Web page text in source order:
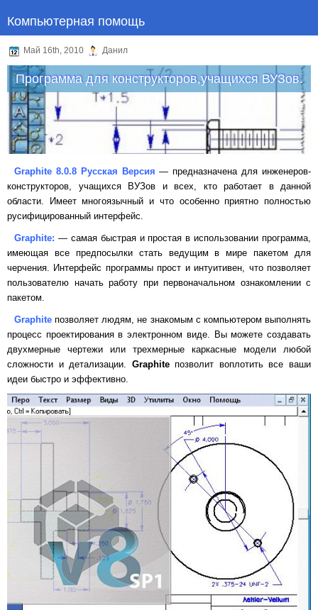
Компьютерная помощь
Май 16th, 2010 Данил
Программа для конструкторов,учащихся ВУЗов.
Graphite 8.0.8 Русская Версия — предназначена для инженеров-
конструкторов, учащихся ВУЗов и всех, кто работает в данной
области. Имеет многоязычный и что особенно приятно полностью
русифицированный интерфейс.
Graphite: — самая быстрая и простая в использовании программа,
имеющая все предпосылки стать ведущим в мире пакетом для
черчения. Интерфейс программы прост и интуитивен, что позволяет
пользователю начать работу при первоначальном ознакомлении с
пакетом.
Graphite позволяет людям, не знакомым с компьютером выполнять
процесс проектирования в электронном виде. Вы можете создавать
двухмерные чертежи или трехмерные каркасные модели любой
сложности и детализации. Graphiteпозволит воплотить все ваши
идеи быстро и эффективно.